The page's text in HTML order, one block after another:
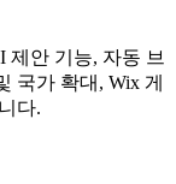
제안 기능, 자동 브
국가 확대, Wix 게
다.